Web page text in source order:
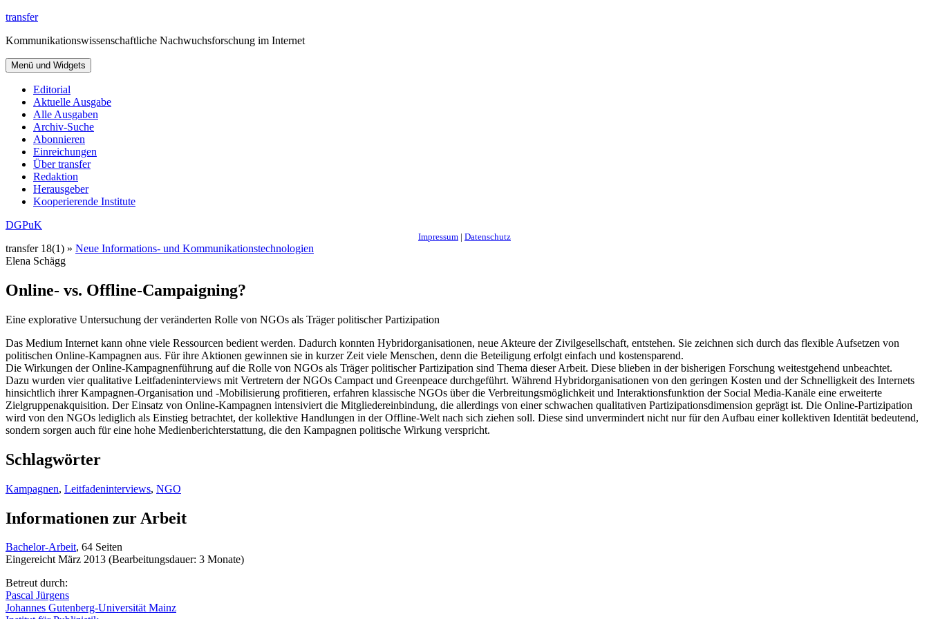
Zum
springen
transfer
Kommunikationswissenschaftliche Nachwuchsforschung im Internet
Menü und Widgets
Editorial
Aktuelle Ausgabe
Alle Ausgaben
Archiv-Suche
Abonnieren
Einreichungen
Über transfer
Redaktion
Herausgeber
Kooperierende Institute
DGPuK
Impressum | Datenschutz
transfer 18(1) » Neue Informations- und Kommunikationstechnologien
Elena Schägg
Online- vs. Offline-Campaigning?
Eine explorative Untersuchung der veränderten Rolle von NGOs als Träger politischer Partizipation
Das Medium Internet kann ohne viele Ressourcen bedient werden. Dadurch konnten Hybridorganisationen, neue Akteure der Zivilgesellschaft, entstehen. Sie zeichnen sich durch das flexible Aufsetzen von
politischen Online-Kampagnen aus. Für ihre Aktionen gewinnen sie in kurzer Zeit viele Menschen, denn die Beteiligung erfolgt einfach und kostensparend.
Die Wirkungen der Online-Kampagnenführung auf die Rolle von NGOs als Träger politischer Partizipation sind Thema dieser Arbeit. Diese blieben in der bisherigen Forschung weitestgehend unbeachtet.
Dazu wurden vier qualitative Leitfadeninterviews mit Vertretern der NGOs Campact und Greenpeace durchgeführt. Während Hybridorganisationen von den geringen Kosten und der Schnelligkeit des Internets
hinsichtlich ihrer Kampagnen-Organisation und -Mobilisierung profitieren, erfahren klassische NGOs über die Verbreitungsmöglichkeit und Interaktionsfunktion der Social Media-Kanäle eine erweiterte
Zielgruppenakquisition. Der Einsatz von Online-Kampagnen intensiviert die Mitgliedereinbindung, die allerdings von einer schwachen qualitativen Partizipationsdimension geprägt ist. Die Online-Partizipation
wird von den NGOs lediglich als Einstieg betrachtet, der kollektive Handlungen in der Offline-Welt nach sich ziehen soll. Diese sind unvermindert nicht nur für den Aufbau einer kollektiven Identität bedeutend,
sondern sorgen auch für eine hohe Medienberichterstattung, die den Kampagnen politische Wirkung verspricht.
Schlagwörter
Kampagnen, Leitfadeninterviews, NGO
Informationen zur Arbeit
Bachelor-Arbeit, 64 Seiten
Eingereicht März 2013 (Bearbeitungsdauer: 3 Monate)
Betreut durch:
Pascal Jürgens
Johannes Gutenberg-Universität Mainz